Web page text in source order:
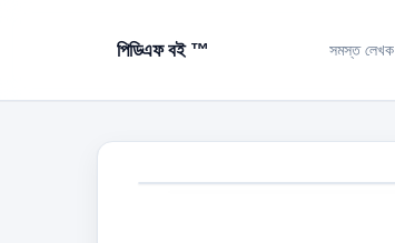
পিডিএফ বই ™ সমস্ত লেখক